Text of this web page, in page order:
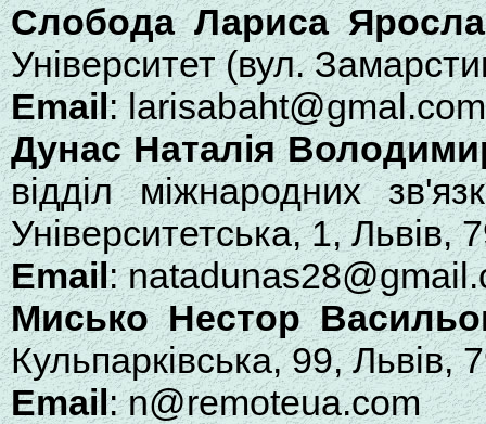
Слобода Лариса
Університет (вул.
Email: larisabaht@gmal.com
Дунас Наталія
відділ міжнародних
Університетська, 1, Львів,
Email:
Мисько Нестор
Кульпарківська, 99, Львів,
Email: n@remoteua.com